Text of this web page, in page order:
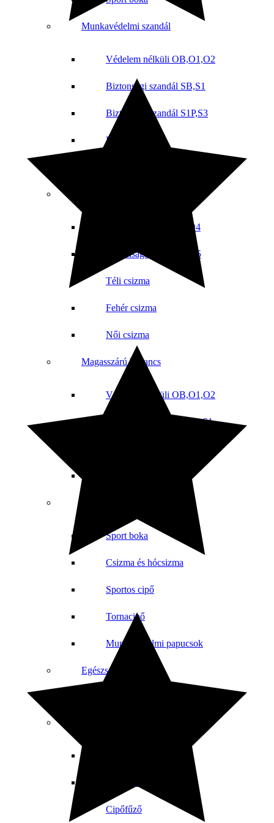
Munkavédelmi szandál
Védelem nélküli OB,O1,O2
Biztonsági szandál SB,S1
Biztonsági szandál S1P,S3
Fehér szandál
Védelem nélküli OB,O4
Biztonsági csizma S4,S5
Téli csizma
Fehér csizma
Női csizma
Magasszárú bakancs
Védelem nélküli OB,O1,O2
Magasszárú bakancs SB,S1
Sport boka
Csizma és hócsizma
Sportos cipő
Tornacipő
Munkavédelmi papucsok
Egészségügyi lábbeli
Cipőfűző